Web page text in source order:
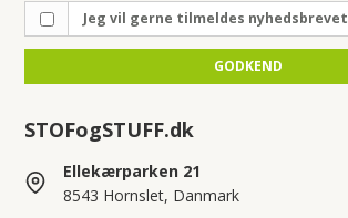
Jeg vil gerne tilmeldes nyhedsbrevet
GODKEND
STOFogSTUFF.dk
Ellekærparken 21
8543 Hornslet, Danmark